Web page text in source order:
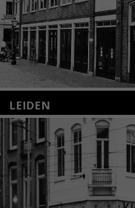
LEIDEN
Nieuwstraat 35
2312 KA Leiden
+31(0)71 – 52 84 480
info@kunsthuisleiden.nl
Lees meer